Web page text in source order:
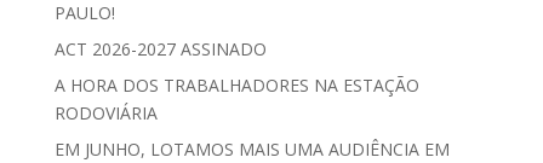
PAULO!
ACT 2026-2027 ASSINADO
A HORA DOS TRABALHADORES NA ESTAÇÃO
RODOVIÁRIA
EM JUNHO, LOTAMOS MAIS UMA AUDIÊNCIA EM